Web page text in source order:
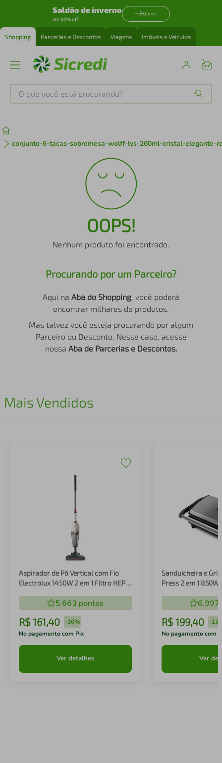
Saldão de inverno
até 40% off
Quero
Shopping Parcerias e Descontos Viagens Imóveis e Veículos
O que você está procurando?
conjunto-6-tacas-sobremesa-wolff-lys-260ml-cristal-elegante-
OOPS!
Nenhum produto foi encontrado.
Procurando por um Parceiro?
Aqui na Aba do Shopping, você poderá
encontrar milhares de produtos.
Mas talvez você esteja procurando por algum
Parceiro ou Desconto. Nesse caso, acesse
nossa Aba de Parcerias e Descontos.
Mais Vendidos
Aspirador de Pó Vertical com Fio
Electrolux 1450W 2 em 1 Filtro HEPA
5.663 pontos
R$ 161,40 -10%
No pagamento com Pix
Ver detalhes
Sanduicheira e
Press 2 em 1 850W
6.997
R$ 199,40 -
No pagamento com
Ver
tenis
iphone